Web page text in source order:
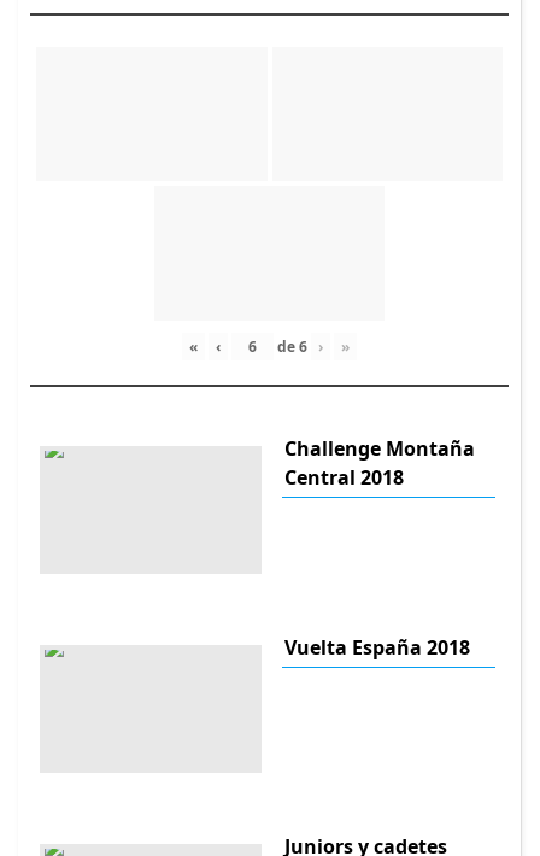
« ‹ de6 › »
Challenge Montaña
Central 2018
Vuelta España 2018
Juniors y cadetes